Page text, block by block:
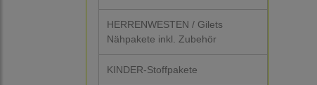
HERRENWESTEN / Gilets
Nähpakete inkl. Zubehör
KINDER-Stoffpakete